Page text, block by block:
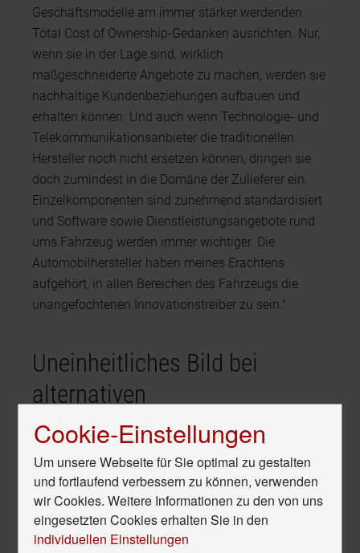
Geschäftsmodelle am immer stärker werdenden
Total Cost of Ownership-Gedanken ausrichten. Nur,
wenn sie in der Lage sind, wirklich
maßgeschneiderte Angebote zu machen, werden sie
nachhaltige Kundenbeziehungen aufbauen und
erhalten können. Und auch wenn Technologie- und
Telekommunikationsanbieter die traditionellen
Hersteller noch nicht ersetzen können, dringen sie
doch zumindest in die Domäne der Zulieferer ein.
Einzelkomponenten sind zunehmend standardisiert
und Software sowie Dienstleistungsangebote rund
ums Fahrzeug werden immer wichtiger. Die
Automobilhersteller haben meines Erachtens
aufgehört, in allen Bereichen des Fahrzeugs die
unangefochtenen Innovationstreiber zu sein."
Uneinheitliches Bild bei
alternativen
Antriebstechnologien
Umstritten ist unter den Fachleuten die Frage,
welche Technologie in den kommenden fünf Jahren
die größte Nachfrage erfahren dürfte. Fast gleichauf
liegen hier nach Einschätzung der Branchenexperten
Cookie-Einstellungen
Um unsere Webseite für Sie optimal zu gestalten
und fortlaufend verbessern zu können, verwenden
wir Cookies. Weitere Informationen zu den von uns
eingesetzten Cookies erhalten Sie in den
individuellen Einstellungen